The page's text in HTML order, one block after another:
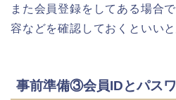
また会員登録をしてある場合
容などを確認しておくといいと
事前準備③会員IDとパス